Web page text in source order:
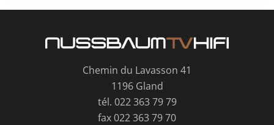
Chemin du Lavasson 41
1196 Gland
tél. 022 363 79 79
fax 022 363 79 70